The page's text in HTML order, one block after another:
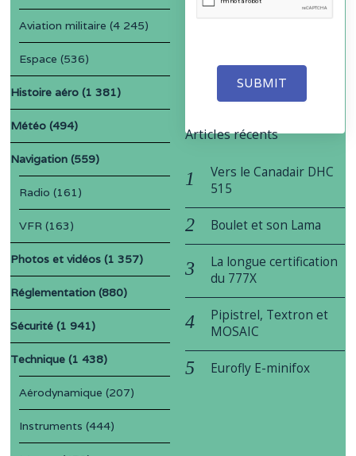
SUBMIT
Aviation militaire (4 245)
Espace (536)
Histoire aéro (1 381)
Météo (494)
Navigation (559)
Radio (161)
VFR (163)
Photos et vidéos (1 357)
Réglementation (880)
Sécurité (1 941)
Technique (1 438)
Aérodynamique (207)
Instruments (444)
Articles récents
Vers le Canadair DHC
515
Boulet et son Lama
La longue certification
du 777X
Pipistrel, Textron et
MOSAIC
Eurofly E-minifox